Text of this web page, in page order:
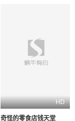
HD
奇怪的零食店钱天堂